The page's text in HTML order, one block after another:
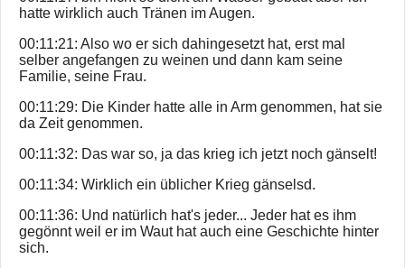
hatte wirklich auch Tränen im Augen.
00:11:21: Also wo er sich dahingesetzt hat, erst mal
selber angefangen zu weinen und dann kam seine
Familie, seine Frau.
00:11:29: Die Kinder hatte alle in Arm genommen, hat sie
da Zeit genommen.
00:11:32: Das war so, ja das krieg ich jetzt noch gänselt!
00:11:34: Wirklich ein üblicher Krieg gänselsd.
00:11:36: Und natürlich hat's jeder... Jeder hat es ihm
gegönnt weil er im Waut hat auch eine Geschichte hinter
sich.